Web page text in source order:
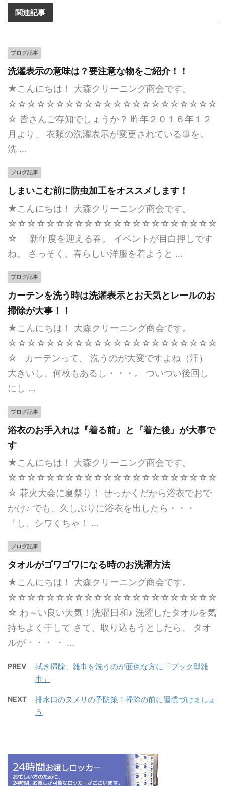
関連記事
ブログ記事
洗濯表示の意味は？要注意な物をご紹介！！
★こんにちは！ 大森クリーニング商会です。
☆☆☆☆☆☆☆☆☆☆☆☆☆☆☆☆☆☆☆☆☆☆
☆ 皆さんご存知でしょうか？ 昨年２０１６年１２
月より、 衣類の洗濯表示が変更されている事を。
洗 ...
ブログ記事
しまいこむ前に防虫加工をオススメします！
★こんにちは！ 大森クリーニング商会です。
☆☆☆☆☆☆☆☆☆☆☆☆☆☆☆☆☆☆☆☆☆☆
☆ 新年度を迎える春。 イベントが目白押しです
ね。 さっそく、春らしい洋服を着ようと ...
ブログ記事
カーテンを洗う時は洗濯表示とお天気とレールのお
掃除が大事！！
★こんにちは！ 大森クリーニング商会です。
☆☆☆☆☆☆☆☆☆☆☆☆☆☆☆☆☆☆☆☆☆☆
☆ カーテンって、 洗うのが大変ですよね（汗）
大きいし、何枚もあるし・・・。 ついつい後回し
にし ...
ブログ記事
浴衣のお手入れは『着る前』と『着た後』が大事で
す
★こんにちは！ 大森クリーニング商会です。
☆☆☆☆☆☆☆☆☆☆☆☆☆☆☆☆☆☆☆☆☆☆
☆ 花火大会に夏祭り！ せっかくだから浴衣でおで
かけ♪ でも、久しぶりに浴衣を出したら・・・
「し、シワくちゃ！ ...
ブログ記事
タオルがゴワゴワになる時のお洗濯方法
★こんにちは！ 大森クリーニング商会です。
☆☆☆☆☆☆☆☆☆☆☆☆☆☆☆☆☆☆☆☆☆☆
☆ わ～い良い天気！洗濯日和♪ 洗濯したタオルを気
持ちよく干して さて、取り込もうとしたら、 タオ
ルが・・・ ・ ...
PREV
拭き掃除、雑巾を洗うのが面倒な方に「ブック型雑
巾」
NEXT
排水口のヌメリの予防策！掃除の前に習慣づけましょ
う